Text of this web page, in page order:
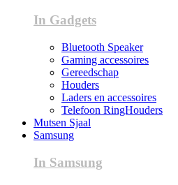
In Gadgets
Bluetooth Speaker
Gaming accessoires
Gereedschap
Houders
Laders en accessoires
Telefoon RingHouders
Mutsen Sjaal
Samsung
In Samsung